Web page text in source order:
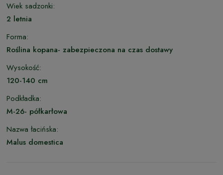
Wiek sadzonki:
2 letnia
Forma:
Roślina kopana- zabezpieczona na czas dostawy
Wysokość:
120-140 cm
Podkładka:
M-26- półkarłowa
Nazwa łacińska:
Malus domestica